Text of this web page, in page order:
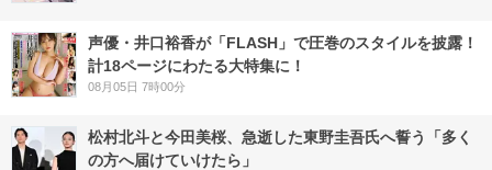
声優・井口裕香が「FLASH」で圧巻のスタイルを披露！
計18ページにわたる大特集に！
08月05日 7時00分
松村北斗と今田美桜、急逝した東野圭吾氏へ誓う「多く
の方へ届けていけたら」